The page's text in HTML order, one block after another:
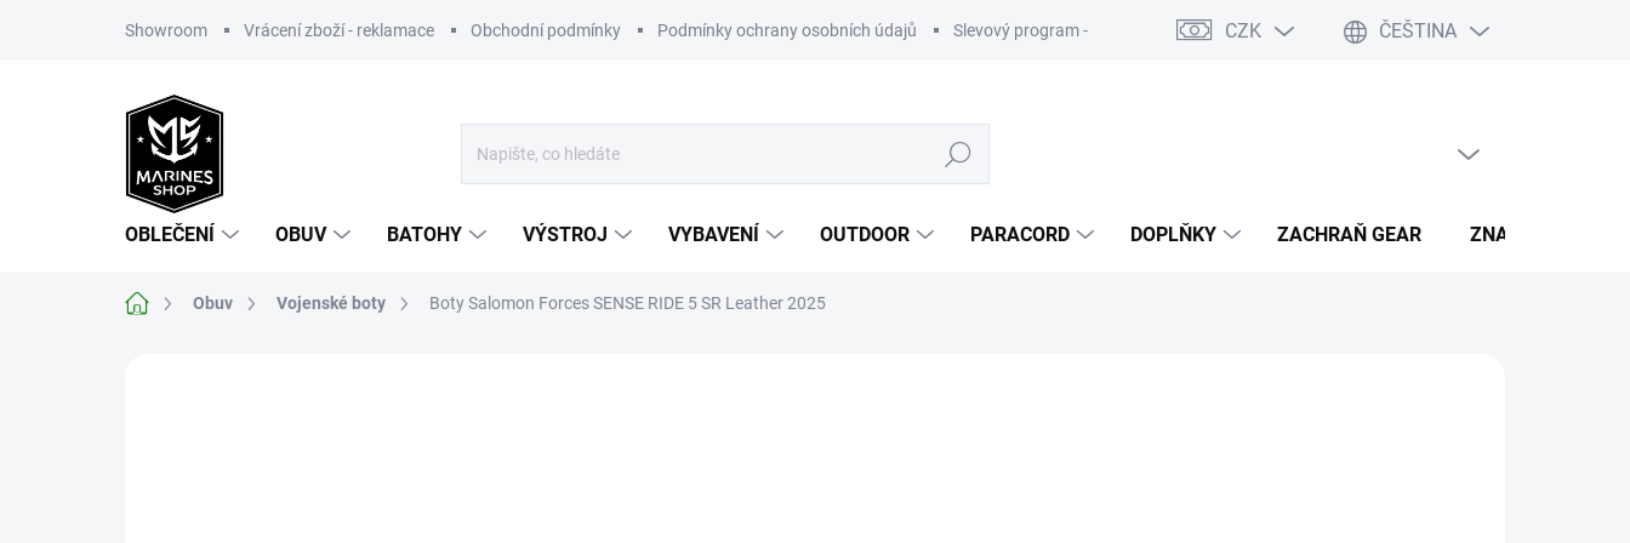
Showroom Vrácení zboží - reklamace Obchodní podmínky Podmínky ochrany osobních údajů Slevový program - výhody CZK ČEŠTINA
Hledat
OBLEČENÍ OBUV BATOHY VÝSTROJ VYBAVENÍ OUTDOOR PARACORD DOPLŇKY ZACHRAŇ GEAR ZNAČKY
Domů Obuv Vojenské boty Boty Salomon Forces SENSE RIDE 5 SR Leather 2025